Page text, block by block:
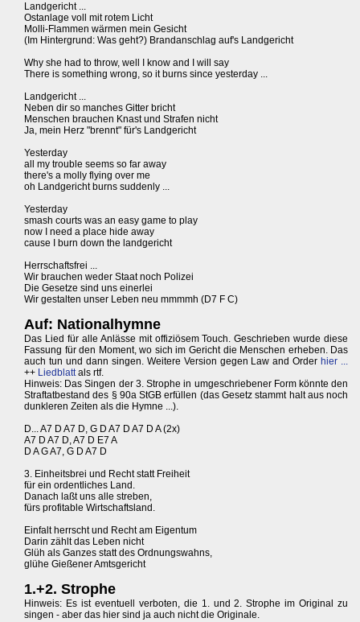
Landgericht ...
Ostanlage voll mit rotem Licht
Molli-Flammen wärmen mein Gesicht
(Im Hintergrund: Was geht?) Brandanschlag auf's Landgericht
Why she had to throw, well I know and I will say
There is something wrong, so it burns since yesterday ...
Landgericht ...
Neben dir so manches Gitter bricht
Menschen brauchen Knast und Strafen nicht
Ja, mein Herz "brennt" für's Landgericht
Yesterday
all my trouble seems so far away
there's a molly flying over me
oh Landgericht burns suddenly ...
Yesterday
smash courts was an easy game to play
now I need a place hide away
cause I burn down the landgericht
Herrschaftsfrei ...
Wir brauchen weder Staat noch Polizei
Die Gesetze sind uns einerlei
Wir gestalten unser Leben neu mmmmh (D7 F C)
Auf: Nationalhymne
Das Lied für alle Anlässe mit offiziösem Touch. Geschrieben wurde diese
Fassung für den Moment, wo sich im Gericht die Menschen erheben. Das
auch tun und dann singen. Weitere Version gegen Law and Order hier ...
++ Liedblattals rtf.
Hinweis: Das Singen der 3. Strophe in umgeschriebener Form könnte den
Straftatbestand des § 90a StGB erfüllen (das Gesetz stammt halt aus noch
dunkleren Zeiten als die Hymne ...).
D... A7 D A7 D, G D A7 D A7 D A (2x)
A7 D A7 D, A7 D E7 A
D A G A7, G D A7 D
3. Einheitsbrei und Recht statt Freiheit
für ein ordentliches Land.
Danach laßt uns alle streben,
fürs profitable Wirtschaftsland.
Einfalt herrscht und Recht am Eigentum
Darin zählt das Leben nicht
Glüh als Ganzes statt des Ordnungswahns,
glühe Gießener Amtsgericht
1.+2. Strophe
Hinweis: Es ist eventuell verboten, die 1. und 2. Strophe im Original zu
singen - aber das hier sind ja auch nicht die Originale.